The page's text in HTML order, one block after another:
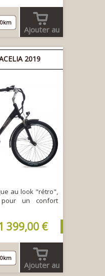
Ajouter au
panier
2019
au look "rétro",
un confort
399,00 €
Ajouter au